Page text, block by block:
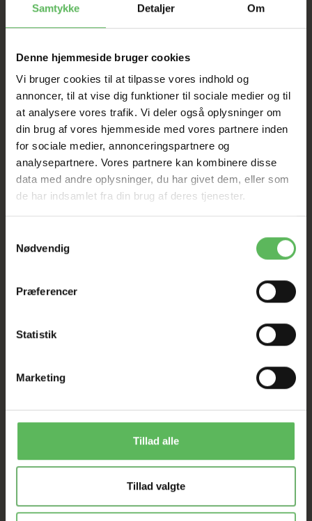
Samtykke Detaljer Om
Denne hjemmeside bruger cookies
Vi bruger cookies til at tilpasse vores indhold og
annoncer, til at vise dig funktioner til sociale medier og til
at analysere vores trafik. Vi deler også oplysninger om
din brug af vores hjemmeside med vores partnere inden
for sociale medier, annonceringspartnere og
analysepartnere. Vores partnere kan kombinere disse
data med andre oplysninger, du har givet dem, eller som
de har indsamlet fra din brug af deres tjenester.
Nødvendig
Præferencer
Statistik
Marketing
Tillad alle
Tillad valgte
SOMMER
UDSALG
TIL D. 8 AUGUST
HELE WEBSHOPPEN ER
SAT NED
Tilbud GÆLDER IKKE
I FYSISK BUTIKKERE
ANDRE FANDT OGSÅ